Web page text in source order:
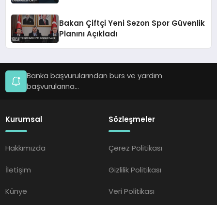
Bakan Çiftçi Yeni Sezon Spor Güvenlik
Planını Açıkladı
Banka başvurularından burs ve yardım
başvurularına...
Kurumsal
Hakkımızda
İletişim
Künye
Sözleşmeler
Çerez Politikası
Gizlilik Politikası
Veri Politikası